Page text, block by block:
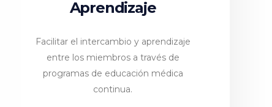
Aprendizaje
Facilitar el intercambio y aprendizaje
entre los miembros a través de
programas de educación médica
continua.